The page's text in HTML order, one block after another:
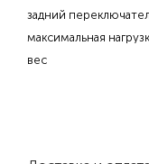
задний
максимальная
вес